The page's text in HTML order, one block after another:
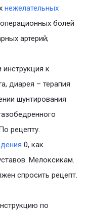
нежелательных
болей
артерий;
к
диарея – терапия
шунтирования
рецепту.
0, как
Мелоксикам.
спросить рецепт.
по